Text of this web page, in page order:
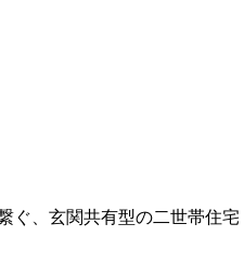
ぐ、玄関共有型の二世帯住宅